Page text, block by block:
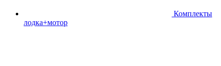
Комплекты
лодка+мотор